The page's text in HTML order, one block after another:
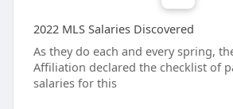
2022 MLS Salaries Discovered
As they do each and every spring,
Affiliation declared the checklist of
salaries for this